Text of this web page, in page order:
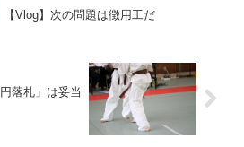
【Vlog】次の問題は徴用工だ
落札」は妥当